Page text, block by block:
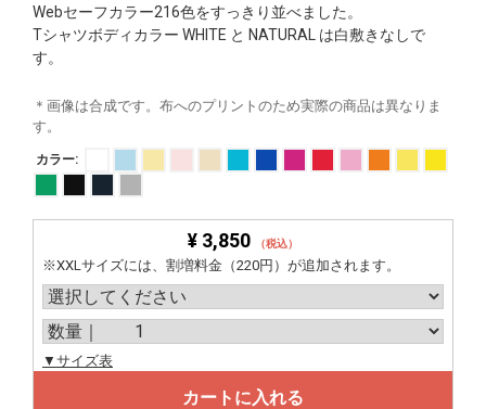
Webセーフカラー216色をすっきり並べました。
Tシャツボディカラー WHITE と NATURAL は白敷きなしで
す。
＊画像は合成です。布へのプリントのため実際の商品は異なりま
す。
カラー:
¥ 3,850 （税込）
※XXLサイズには、割増料金（220円）が追加されます。
▼サイズ表
カートに入れる